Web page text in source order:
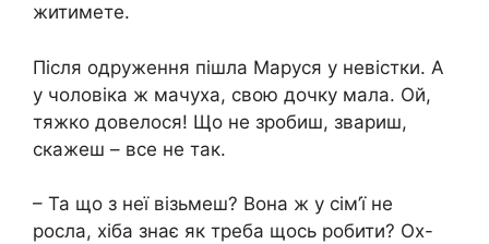
житимете.
Після одруження пішла Маруся у невістки. А
у чоловіка ж мачуха, свою дочку мала. Ой,
тяжко довелося! Що не зробиш, звариш,
скажеш – все не так.
– Та що з неї візьмеш? Вона ж у сім’ї не
росла, хіба знає як треба щось робити? Ох-